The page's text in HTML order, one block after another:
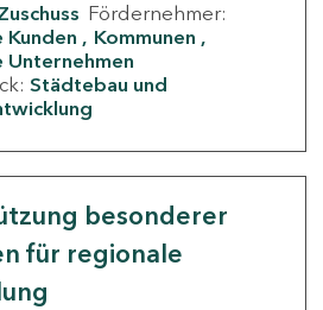
Fördernehmer:
Kommunen
Unternehmen
Städtebau und
besonderer
für regionale